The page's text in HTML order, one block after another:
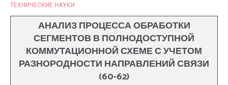
ТЕХНИЧЕСКИЕ НАУКИ
АНАЛИЗ ПРОЦЕССА ОБРАБОТКИ
СЕГМЕНТОВ В ПОЛНОДОСТУПНОЙ
КОММУТАЦИОННОЙ СХЕМЕ С УЧЕТОМ
РАЗНОРОДНОСТИ НАПРАВЛЕНИЙ СВЯЗИ
(60-62)